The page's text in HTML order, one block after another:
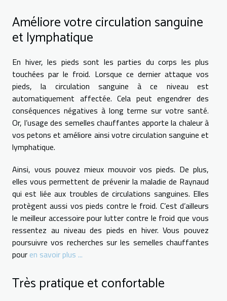
Améliore votre circulation sanguine
et lymphatique
En hiver, les pieds sont les parties du corps les plus
touchées par le froid. Lorsque ce dernier attaque vos
pieds, la circulation sanguine à ce niveau est
automatiquement affectée. Cela peut engendrer des
conséquences négatives à long terme sur votre santé.
Or, l’usage des semelles chauffantes apporte la chaleur à
vos petons et améliore ainsi votre circulation sanguine et
lymphatique.
Ainsi, vous pouvez mieux mouvoir vos pieds. De plus,
elles vous permettent de prévenir la maladie de Raynaud
qui est liée aux troubles de circulations sanguines. Elles
protègent aussi vos pieds contre le froid. C’est d’ailleurs
le meilleur accessoire pour lutter contre le froid que vous
ressentez au niveau des pieds en hiver. Vous pouvez
poursuivre vos recherches sur les semelles chauffantes
pour en savoir plus ...
Très pratique et confortable